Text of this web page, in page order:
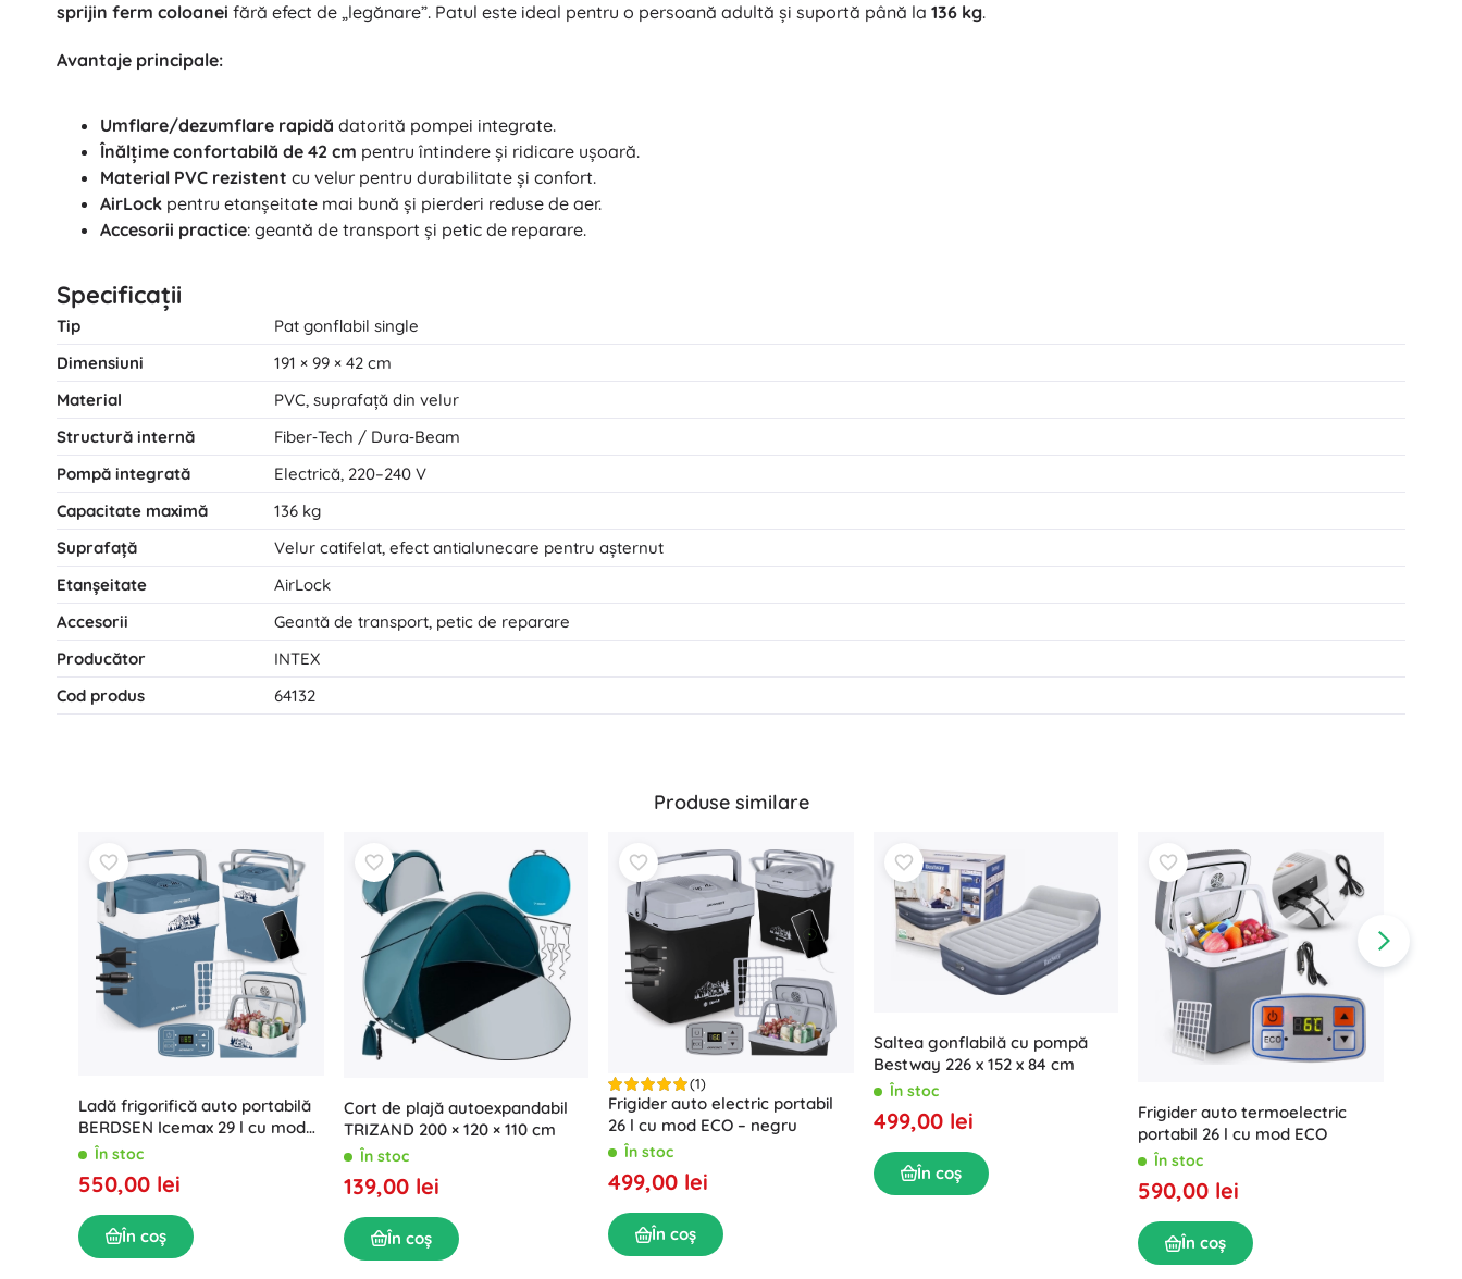
sprijin ferm coloanei fără efect de „legănare”. Patul este ideal pentru o persoană adultă și suportă până la 136 kg.
Avantaje principale:
Umflare/dezumflare rapidă datorită pompei integrate.
Înălțime confortabilă de 42 cm pentru întindere și ridicare ușoară.
Material PVC rezistent cu velur pentru durabilitate și confort.
AirLock pentru etanșeitate mai bună și pierderi reduse de aer.
Accesorii practice: geantă de transport și petic de reparare.
Specificații
Tip
Pat gonflabil single
Dimensiuni
191 × 99 × 42 cm
Material
PVC, suprafață din velur
Structură internă
Fiber‑Tech / Dura‑Beam
Pompă integrată
Electrică, 220–240 V
Capacitate maximă
136 kg
Suprafață
Velur catifelat, efect antialunecare pentru așternut
Etanșeitate
AirLock
Accesorii
Geantă de transport, petic de reparare
Producător
INTEX
Cod produs
64132
Produse similare
Ladă frigorifică auto portabilă
BERDSEN Icemax 29 l cu modul
ECO – albastru
În stoc
550,00 lei
În coș
Cort de plajă autoexpandabil
TRIZAND 200 × 120 × 110 cm
În stoc
139,00 lei
În coș
(1)
Frigider auto electric portabil
26 l cu mod ECO – negru
În stoc
499,00 lei
În coș
Saltea gonflabilă cu pompă
Bestway 226 x 152 x 84 cm
În stoc
499,00 lei
În coș
Frigider auto termoelectric
portabil 26 l cu mod ECO
În stoc
590,00 lei
În coș